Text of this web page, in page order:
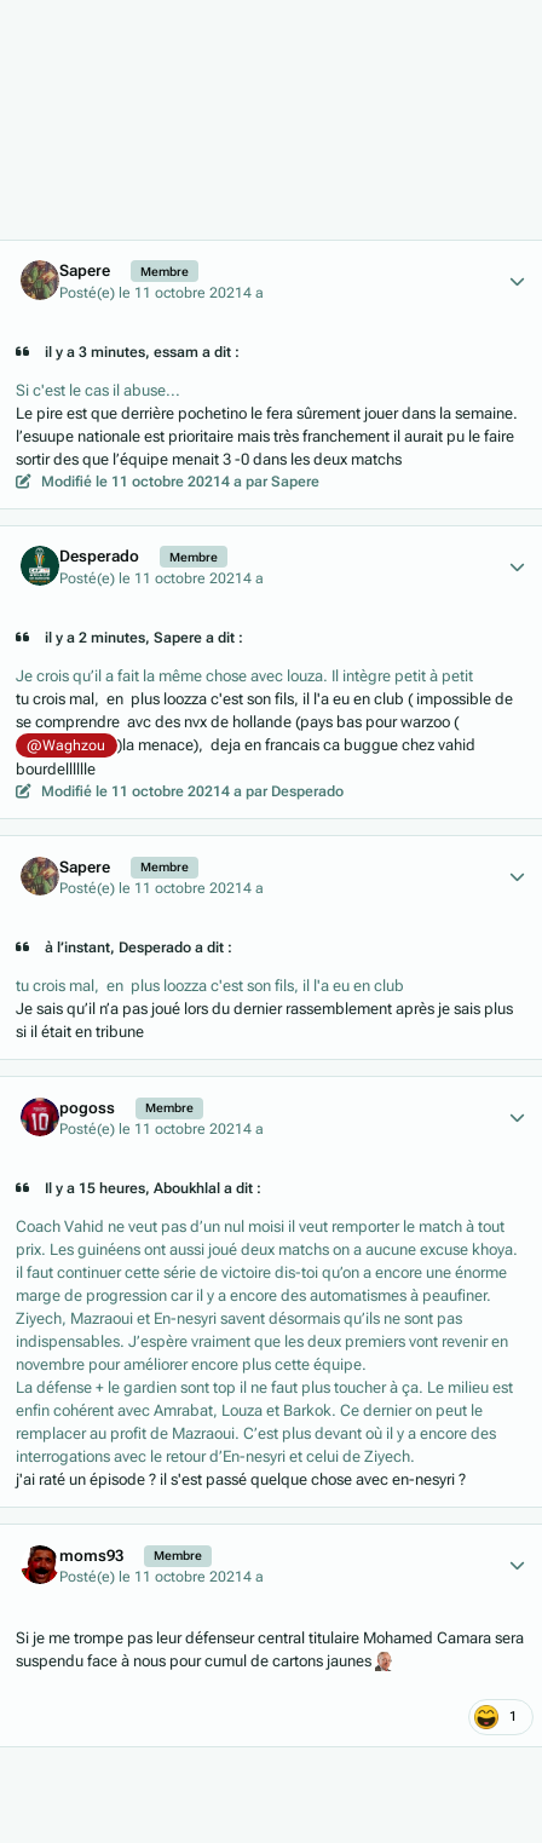
Sapere Membre
Posté(e) le 11 octobre 20214 a
il y a 3 minutes, essam a dit :
Si c'est le cas il abuse...
Le pire est que derrière pochetino le fera sûrement jouer dans la semaine.
l’esuupe nationale est prioritaire mais très franchement il aurait pu le faire
sortir des que l’équipe menait 3 -0 dans les deux matchs
Modifiéle 11 octobre 20214 a par Sapere
Desperado Membre
Posté(e) le 11 octobre 20214 a
il y a 2 minutes, Sapere a dit :
Je crois qu’il a fait la même chose avec louza. Il intègre petit à petit
tu crois mal, en plus loozza c'est son fils, il l'a eu en club ( impossible de
se comprendre avc des nvx de hollande (pays bas pour warzoo (
@Waghzou
)la menace), deja en francais ca buggue chez vahid
bourdelllllle
Modifiéle 11 octobre 20214 a par Desperado
Sapere Membre
Posté(e) le 11 octobre 20214 a
à l’instant, Desperado a dit :
tu crois mal, en plus loozza c'est son fils, il l'a eu en club
Je sais qu’il n’a pas joué lors du dernier rassemblement après je sais plus
si il était en tribune
pogoss Membre
Posté(e) le 11 octobre 20214 a
Il y a 15 heures, Aboukhlal a dit :
Coach Vahid ne veut pas d’un nul moisi il veut remporter le match à tout
prix. Les guinéens ont aussi joué deux matchs on a aucune excuse khoya.
il faut continuer cette série de victoire dis-toi qu’on a encore une énorme
marge de progression car il y a encore des automatismes à peaufiner.
Ziyech, Mazraoui et En-nesyri savent désormais qu’ils ne sont pas
indispensables. J’espère vraiment que les deux premiers vont revenir en
novembre pour améliorer encore plus cette équipe.
La défense + le gardien sont top il ne faut plus toucher à ça. Le milieu est
enfin cohérent avec Amrabat, Louza et Barkok. Ce dernier on peut le
remplacer au profit de Mazraoui. C’est plus devant où il y a encore des
interrogations avec le retour d’En-nesyri et celui de Ziyech.
j'ai raté un épisode ? il s'est passé quelque chose avec en-nesyri ?
moms93 Membre
Posté(e) le 11 octobre 20214 a
Si je me trompe pas leur défenseur central titulaire Mohamed Camara sera
suspendu face à nous pour cumul de cartons jaunes
1